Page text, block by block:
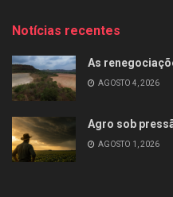
Notícias recentes
As
AGOSTO 4, 2026
Agro sob
AGOSTO 1, 2026